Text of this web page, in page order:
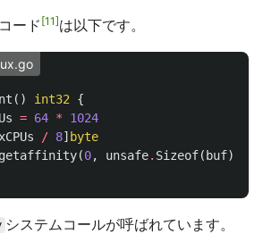
ード 11 は以下です。
() int32
{
= 64 *
1024
/ 8] byte
(0, unsafe. Sizeof( buf),
システムコールが呼ばれています。